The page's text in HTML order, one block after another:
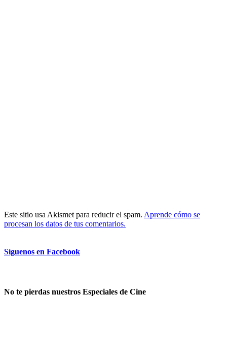
Este sitio usa Akismet para reducir el spam. Aprende cómo se
procesan los datos de tus comentarios.
Síguenos en Facebook
No te pierdas nuestros Especiales de Cine